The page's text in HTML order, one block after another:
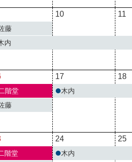
藤
内
10 11
階堂
藤
17
木内
18
階堂
24
木内
25